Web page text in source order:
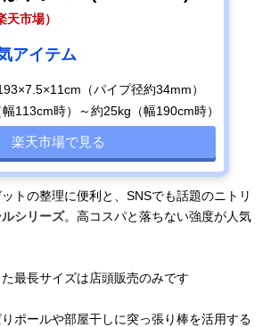
市場）
アイテム
（パイプ径約34mm）
113cm時）～約25kg（幅190cm時）
楽天市場で見る
トの整理に便利と、SNSでも話題のニトリ
シリーズ。高コスパと落ちない強度が人気
最長サイズは店頭販売のみです
ポールや部屋干しに突っ張り棒を活用する